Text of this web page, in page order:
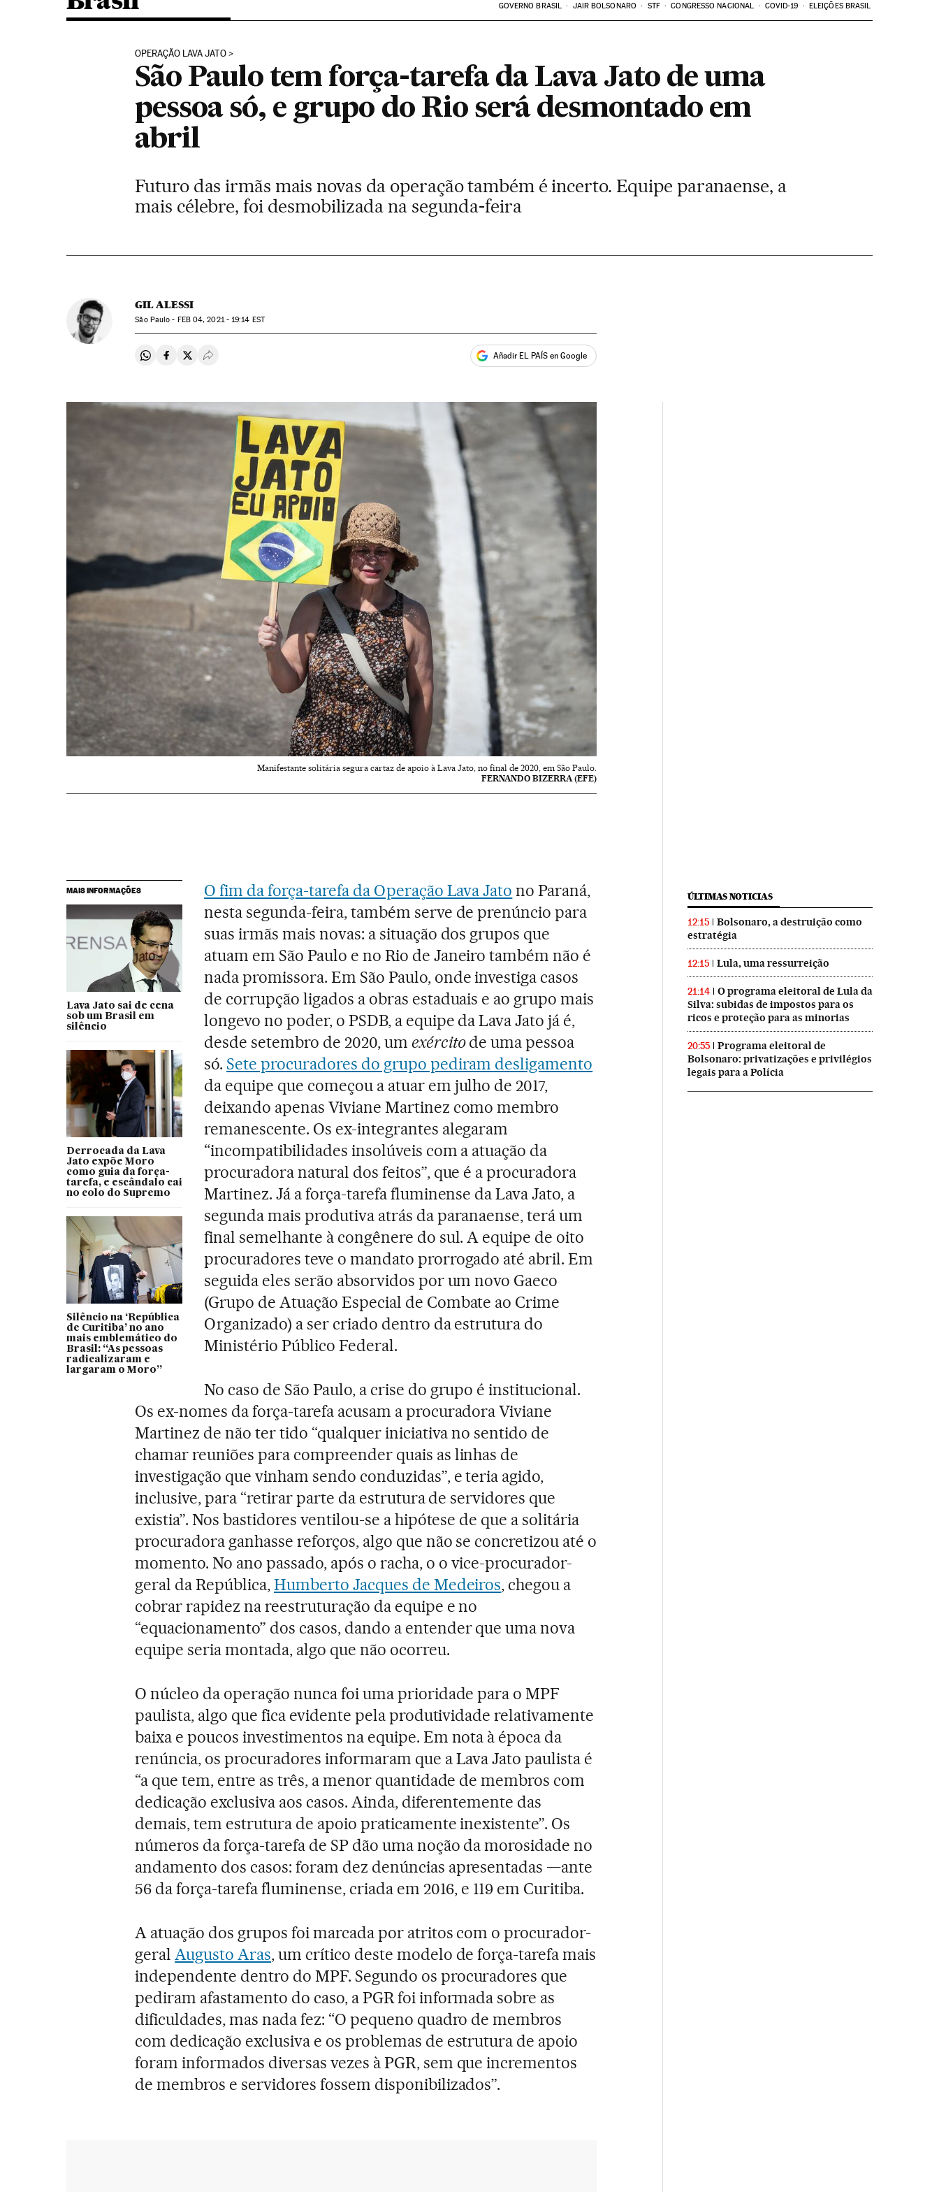
GOVERNO BRASIL JAIR BOLSONARO STF CONGRESSO NACIONAL COVID-19 ELEIÇÕES BRASIL
OPERAÇÃO LAVA JATO
São Paulo tem força-tarefa da Lava Jato de uma
pessoa só, e grupo do Rio será desmontado em
abril
Futuro das irmãs mais novas da operação também é incerto. Equipe paranaense, a
mais célebre, foi desmobilizada na segunda-feira
GIL ALESSI
São Paulo - FEB04, 2021 - 19:14 EST
Compartir en Whatsapp
Compartir en Facebook
Compartir en Twitter
Desplegar Redes Sociales Añadir EL PAÍS en Google
Manifestante solitária segura cartaz de apoio à Lava Jato, no final de 2020, em São Paulo.
FERNANDO BIZERRA (EFE)
MAIS INFORMAÇÕES
Lava Jato sai de cena
sob um Brasil em
silêncio
Derrocada da Lava
Jato expõe Moro
como guia da força-
tarefa, e escândalo cai
no colo do Supremo
Silêncio na ‘República
de Curitiba’ no ano
mais emblemático do
Brasil: “As pessoas
radicalizaram e
largaram o Moro”
O fim da força-tarefa da Operação Lava Jato no Paraná,
nesta segunda-feira, também serve de prenúncio para
suas irmãs mais novas: a situação dos grupos que
atuam em São Paulo e no Rio de Janeiro também não é
nada promissora. Em São Paulo, onde investiga casos
de corrupção ligados a obras estaduais e ao grupo mais
longevo no poder, o PSDB, a equipe da Lava Jato já é,
desde setembro de 2020, um exércitode uma pessoa
só. Sete procuradores do grupo pediram desligamento
da equipe que começou a atuar em julho de 2017,
deixando apenas Viviane Martinez como membro
remanescente. Os ex-integrantes alegaram
“incompatibilidades insolúveis com a atuação da
procuradora natural dos feitos”, que é a procuradora
Martinez. Já a força-tarefa fluminense da Lava Jato, a
segunda mais produtiva atrás da paranaense, terá um
final semelhante à congênere do sul. A equipe de oito
procuradores teve o mandato prorrogado até abril. Em
seguida eles serão absorvidos por um novo Gaeco
(Grupo de Atuação Especial de Combate ao Crime
Organizado) a ser criado dentro da estrutura do
Ministério Público Federal.
No caso de São Paulo, a crise do grupo é institucional.
Os ex-nomes da força-tarefa acusam a procuradora Viviane
Martinez de não ter tido “qualquer iniciativa no sentido de
chamar reuniões para compreender quais as linhas de
investigação que vinham sendo conduzidas”, e teria agido,
inclusive, para “retirar parte da estrutura de servidores que
existia”. Nos bastidores ventilou-se a hipótese de que a solitária
procuradora ganhasse reforços, algo que não se concretizou até o
momento. No ano passado, após o racha, o o vice-procurador-
geral da República,Humberto Jacques de Medeiros, chegou a
cobrar rapidez na reestruturação da equipe e no
“equacionamento” dos casos, dando a entender que uma nova
equipe seria montada, algo que não ocorreu.
O núcleo da operação nunca foi uma prioridade para o MPF
paulista, algo que fica evidente pela produtividade relativamente
baixa e poucos investimentos na equipe. Em nota à época da
renúncia, os procuradores informaram que a Lava Jato paulista é
“a que tem, entre as três, a menor quantidade de membros com
dedicação exclusiva aos casos. Ainda, diferentemente das
demais, tem estrutura de apoio praticamente inexistente”. Os
números da força-tarefa de SP dão uma noção da morosidade no
andamento dos casos: foram dez denúncias apresentadas —ante
56 da força-tarefa fluminense, criada em 2016, e 119 em Curitiba.
A atuação dos grupos foi marcada por atritos com o procurador-
geralAugusto Aras, um crítico deste modelo de força-tarefa mais
independente dentro do MPF. Segundo os procuradores que
pediram afastamento do caso, a PGR foi informada sobre as
dificuldades, mas nada fez: “O pequeno quadro de membros
com dedicação exclusiva e os problemas de estrutura de apoio
foram informados diversas vezes à PGR, sem que incrementos
de membros e servidores fossem disponibilizados”.
ÚLTIMAS NOTICIAS
12:15
Bolsonaro, a destruição como
estratégia
12:15 Lula, uma ressurreição
21:14
O programa eleitoral de Lula da
Silva: subidas de impostos para os
ricos e proteção para as minorias
20:55
Programa eleitoral de
Bolsonaro: privatizações e privilégios
legais para a Polícia